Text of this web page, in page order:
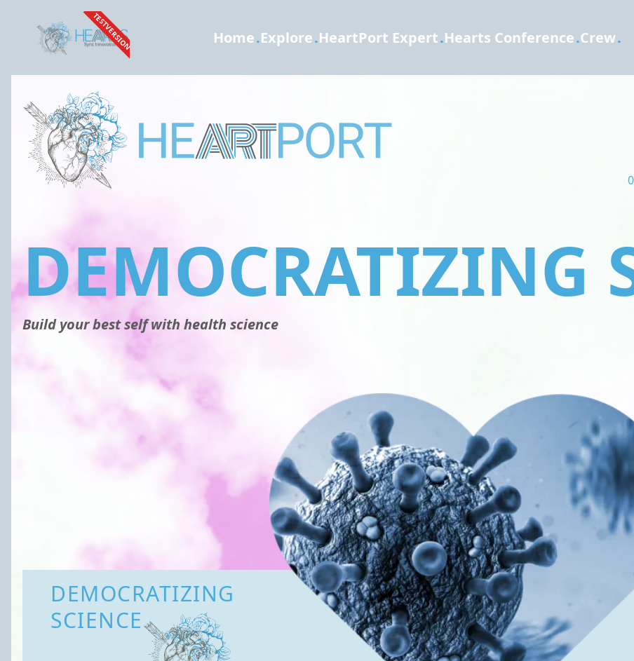
TESTVERSION Home.Explore.HeartPort Expert.Hearts Conference.Crew.
DEMOCRATIZING
Build your best self with health science
DEMOCRATIZING
SCIENCE